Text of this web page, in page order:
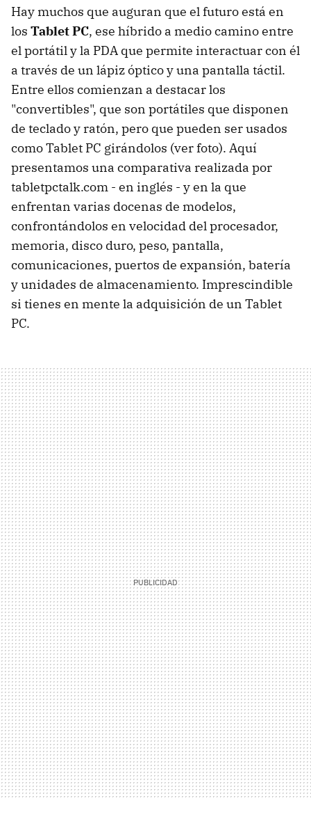
Hay muchos que auguran que el futuro está en
los Tablet PC, ese híbrido a medio camino entre
el portátil y la PDA que permite interactuar con él
a través de un lápiz óptico y una pantalla táctil.
Entre ellos comienzan a destacar los
"convertibles", que son portátiles que disponen
de teclado y ratón, pero que pueden ser usados
como Tablet PC girándolos (ver foto). Aquí
presentamos una comparativa realizada por
tabletpctalk.com - en inglés - y en la que
enfrentan varias docenas de modelos,
confrontándolos en velocidad del procesador,
memoria, disco duro, peso, pantalla,
comunicaciones, puertos de expansión, batería
y unidades de almacenamiento. Imprescindible
si tienes en mente la adquisición de un Tablet
PC.